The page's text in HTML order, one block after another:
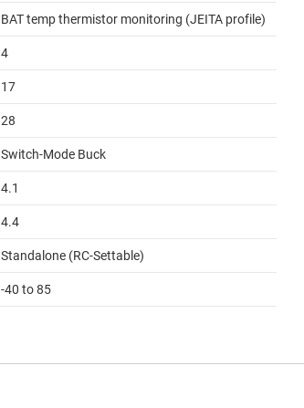
BAT temp thermistor monitoring (JEITA profile)
4
17
28
Switch-Mode Buck
4.1
4.4
Standalone (RC-Settable)
-40 to 85